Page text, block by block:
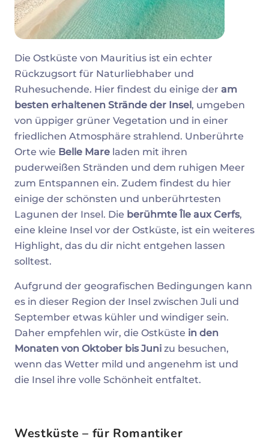
Die Ostküste von Mauritius ist ein echter
Rückzugsort für Naturliebhaber und
Ruhesuchende. Hier findest du einige der am
besten erhaltenen Strände der Insel , umgeben
von üppiger grüner Vegetation und in einer
friedlichen Atmosphäre strahlend. Unberührte
Orte wie Belle Mare laden mit ihren
puderweißen Stränden und dem ruhigen Meer
zum Entspannen ein. Zudem findest du hier
einige der schönsten und unberührtesten
Lagunen der Insel. Die berühmte Île aux Cerfs,
eine kleine Insel vor der Ostküste, ist ein weiteres
Highlight, das du dir nicht entgehen lassen
solltest.
Aufgrund der geografischen Bedingungen kann
es in dieser Region der Insel zwischen Juli und
September etwas kühler und windiger sein.
Daher empfehlen wir, die Ostküste in den
Monaten von Oktober bis Juni zu besuchen,
wenn das Wetter mild und angenehm ist und
die Insel ihre volle Schönheit entfaltet.
Westküste – für Romantiker